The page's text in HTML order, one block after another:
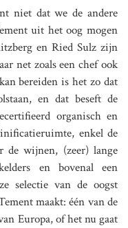
niet dat we de andere
uit het oog mogen
en Ried Sulz zijn
net zoals een chef ook
bereiden is het zo dat
en dat beseft de
organisch en
enkel de
de wijnen, (zeer) lange
en bovenal een
selectie van de oogst
maakt: één van de
Europa, of het nu gaat